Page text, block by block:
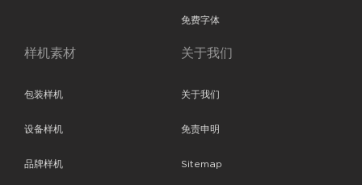
免费字体
样机素材
包装样机
设备样机
品牌样机
关于我们
关于我们
免责申明
Sitemap